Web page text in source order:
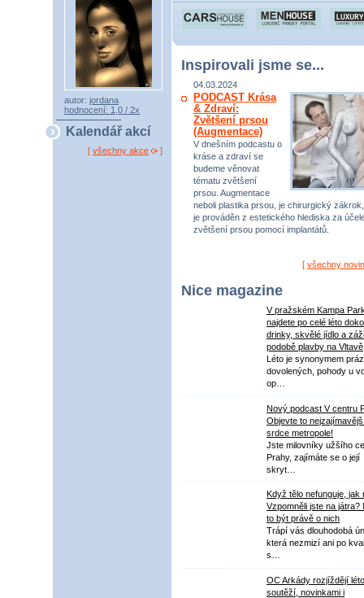
autor: jordana
hodnocení: 1,0 / 2x
Kalendář akcí
[ všechny akce ]
Inspirovali jsme se...
04.03.2024
PODCAST Krása
& Zdraví:
Zvětšení prsou
(Augmentace)
V dnešním podcastu o
kráse a zdraví se
budeme věnovat
tématu zvětšení
prsou. Augmentace
neboli plastika prsou, je chirurgický
je prováděn z estetického hlediska za
zvětšení prsou pomocí implantátů.
[ všechny
Nice magazine
V pražském Kampa
najdete po celé léto
drinky, skvělé jídlo a
podobě plavby na Vltavě
Léto je synonymem
dovolených, pohody u
op…
Nový podcast V centru
Objevte to
srdce metropole!
Jste milovníky užšího
Prahy, zajímáte se o její
skryt…
Když tělo nefunguje, jak
Vzpomněli jste na játra?
to být právě o nich
Trápí vás dlouhodobá
která nezmizí ani po
s…
OC Arkády rozjíždějí léto
soutěží, novinkami i